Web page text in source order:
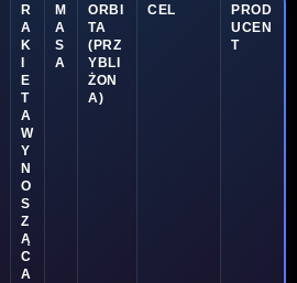
R
A
K
I
E
T
A
W
Y
N
O
S
Z
Ą
C
A
M
A
S
A
ORBI
TA
(PRZ
YBLI
ŻON
A)
CEL
PROD
UCEN
T